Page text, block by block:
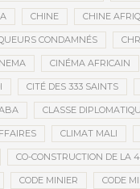
CHINE CHINE
CONDAMNÉS
CINÉMA AFRICAIN
CITÉ DES 333 SAINTS
CLASSE
CLIMAT MALI
CO-CONSTRUCTION DE LA
CODE MINIER CODE